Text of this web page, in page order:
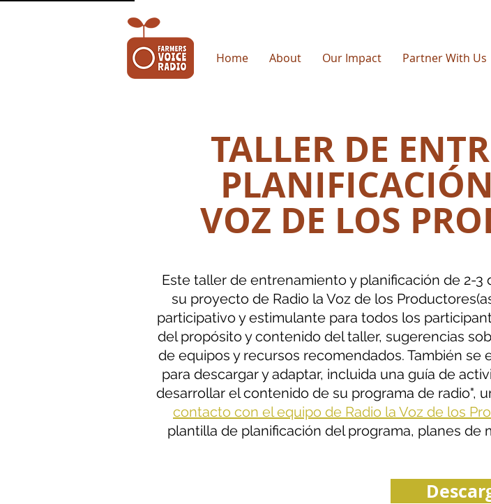
Home About Our Impact Partner With Us
TALLER DE
VOZ DE LOS
Este taller de entrenamiento y planificación de 2-
su proyecto de Radio la Voz de los
participativo y estimulante para todos los
del propósito y contenido del taller, sugerencias
de equipos y recursos recomendados. También
para descargar y adaptar, incluida una guía de
desarrollar el contenido de su programa de radio",
contacto con el equipo de Radio la Voz de los
plantilla de planificación del programa, planes